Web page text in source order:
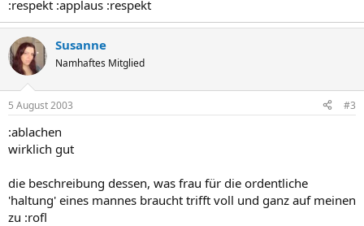
:respekt :applaus :respekt
Susanne
Namhaftes Mitglied
5 August 2003 #3
:ablachen
wirklich gut
die beschreibung dessen, was frau für die ordentliche
'haltung' eines mannes braucht trifft voll und ganz auf meinen
zu :rofl